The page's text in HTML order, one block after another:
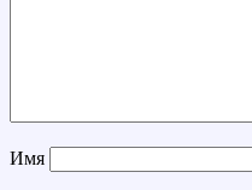
Имя